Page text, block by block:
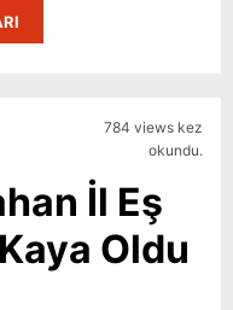
784 views kez
okundu.
İl Eş
Oldu